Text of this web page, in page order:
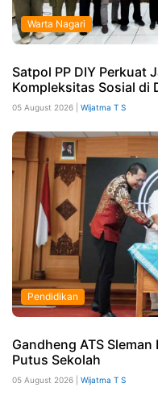
Warta Nagari
Satpol PP DIY Perkuat
Kompleksitas Sosial di
05 August 2026 | Wijatma T S
Pendidikan
Gandheng ATS
Putus Sekolah
05 August 2026 | Wijatma T S